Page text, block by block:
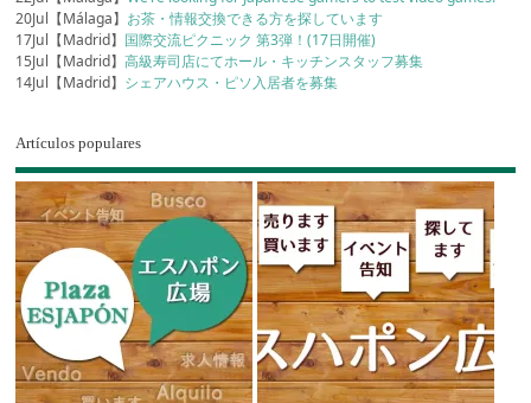
20Jul【Málaga】 お茶・情報交換できる方を探しています
17Jul【Madrid】 国際交流ピクニック 第3弾！(17日開催)
15Jul【Madrid】高級寿司店にてホール・キッチンスタッフ募集
14Jul【Madrid】 シェアハウス・ピソ入居者を募集
Artículos populares